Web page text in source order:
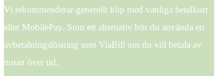
Vi rekommenderar generellt köp med vanliga betalkort
eller MobilePay. Som ett alternativ bör du använda en
avbetalningslösning som ViaBill om du vill betala av
notan över tid.